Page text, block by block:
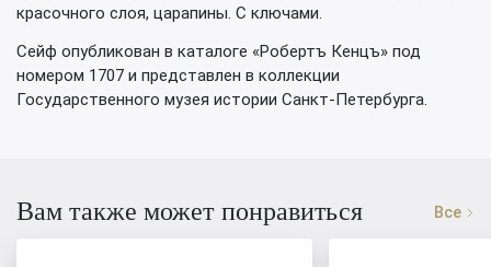
красочного слоя, царапины. С ключами.
Сейф опубликован в каталоге «Робертъ Кенцъ» под
номером 1707 и представлен в коллекции
Государственного музея истории Санкт-Петербурга.
Вам также может понравиться Все